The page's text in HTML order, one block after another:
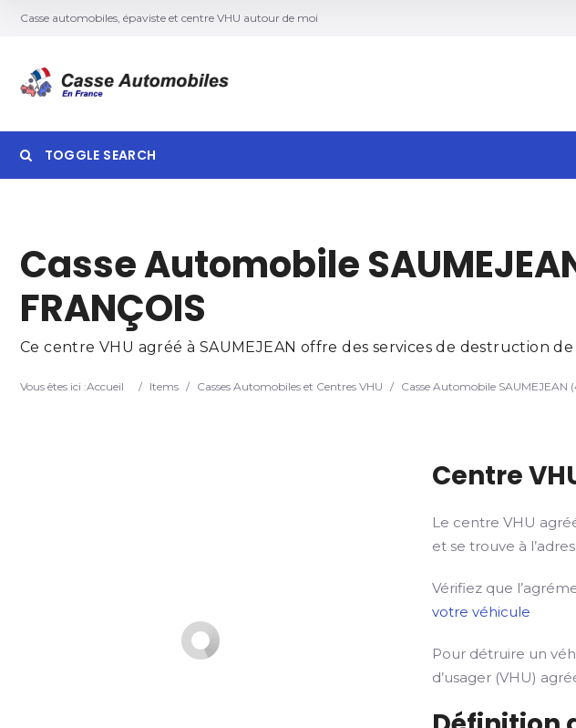
Casse automobiles, épaviste et centre VHU autour de moi
TOGGLE SEARCH
Search
Casse Automobile
FRANÇOIS
Ce centre VHU agréé à SAUMEJEAN offre des services de destruction
Vous êtes ici :Accueil / Items / Casses Automobiles et Centres VHU / Casse Automobile SAUMEJEAN
Centre
Le centre VHU
et se trouve à
Vérifiez que
votre véhicule
Pour détruire un
d’usager (VHU)